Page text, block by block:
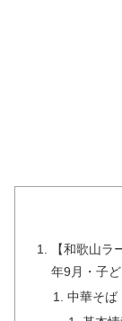
【和歌山
年9月・子
中華そば